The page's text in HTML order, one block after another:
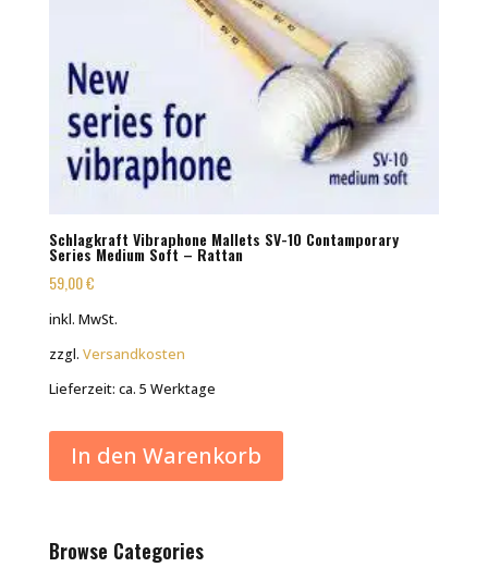
Schlagkraft Vibraphone Mallets SV-10 Contamporary
Series Medium Soft – Rattan
59,00€
inkl. MwSt.
zzgl. Versandkosten
Lieferzeit: ca. 5 Werktage
In den Warenkorb
Browse Categories